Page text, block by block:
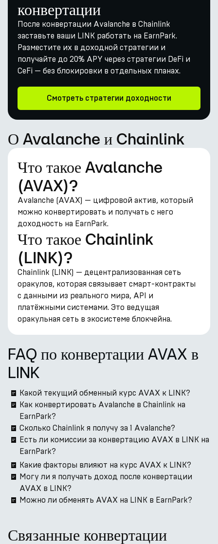
конвертации
После конвертации Avalanche в Chainlink
заставьте ваши LINK работать на EarnPark.
Разместите их в доходной стратегии и
получайте до 20% APY через стратегии DeFi и
CeFi — без блокировки в отдельных планах.
Смотреть стратегии доходности
О Avalanche и Chainlink
Что такое Avalanche
(AVAX)?
Avalanche (AVAX) — цифровой актив, который
можно конвертировать и получать с него
доходность на EarnPark.
Что такое Chainlink
(LINK)?
Chainlink (LINK) — децентрализованная сеть
оракулов, которая связывает смарт-контракты
с данными из реального мира, API и
платёжными системами. Это ведущая
оракульная сеть в экосистеме блокчейна.
FAQ по конвертации AVAX в
LINK
Какой текущий обменный курс AVAX к LINK?
Как конвертировать Avalanche в Chainlink на
EarnPark?
Сколько Chainlink я получу за 1 Avalanche?
Есть ли комиссии за конвертацию AVAX в LINK на
EarnPark?
Какие факторы влияют на курс AVAX к LINK?
Могу ли я получать доход после конвертации
AVAX в LINK?
Можно ли обменять AVAX на LINK в EarnPark?
Связанные конвертации